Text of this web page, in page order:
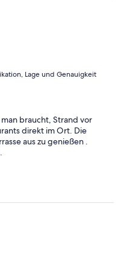
Lage und Genauigkeit
braucht, Strand vor
direkt im Ort. Die
aus zu genießen .